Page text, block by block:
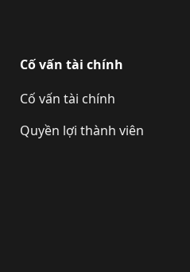
Cố vấn tài chính
Cố vấn tài chính
Quyền lợi thành viên